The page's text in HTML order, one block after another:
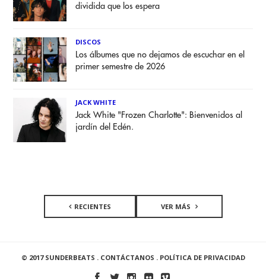
dividida que los espera
DISCOS
Los álbumes que no dejamos de escuchar en el
primer semestre de 2026
JACK WHITE
Jack White "Frozen Charlotte": Bienvenidos al
jardín del Edén.
RECIENTES VER MÁS
© 2017 SUNDERBEATS . CONTÁCTANOS . POLÍTICA DE PRIVACIDAD